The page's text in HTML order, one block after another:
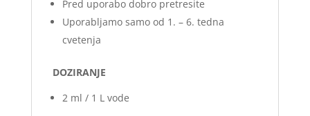
Pred uporabo dobro pretresite
Uporabljamo samo od 1. – 6. tedna
cvetenja
DOZIRANJE
2 ml / 1 L vode